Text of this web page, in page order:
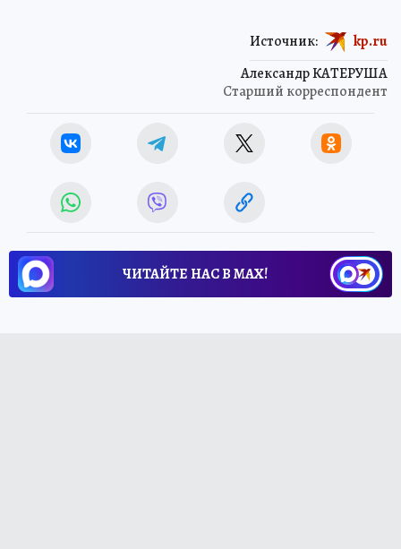
Александр КАТЕРУША
Старший корреспондент
Источник: kp.ru
ЧИТАЙТЕ НАС В МАХ!